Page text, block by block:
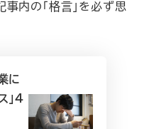
内の「格言」を必ず思
に
｣4